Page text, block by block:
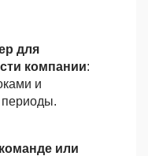
для
компании:
и
периоды.
или